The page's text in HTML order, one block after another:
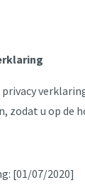
zodat u op de
[01/07/2020]